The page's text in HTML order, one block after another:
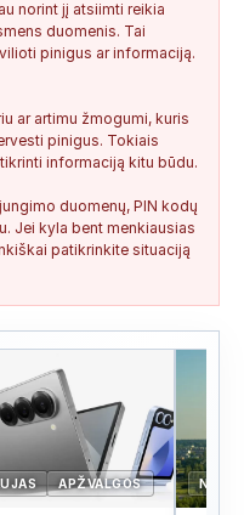
norint jį atsiimti reikia
duomenis. Tai
pinigus ar informaciją.
ar artimu žmogumi, kuris
pinigus. Tokiais
informaciją kitu būdu.
duomenų, PIN kodų
Jei kyla bent menkiausias
patikrinkite situaciją
APŽVALGOS